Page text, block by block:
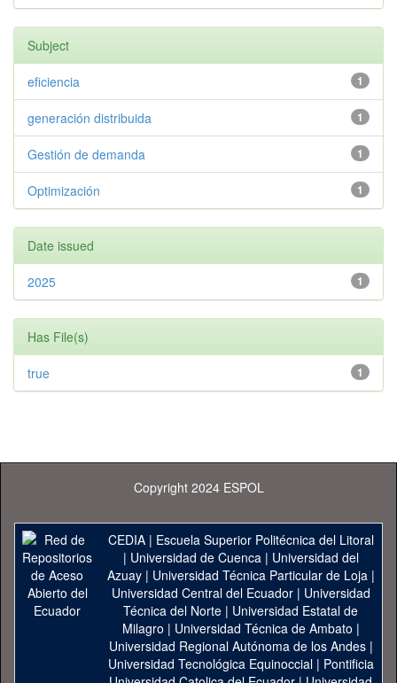
Subject
1
eficiencia
1
generación distribuida
1
Gestión de demanda
1
Optimización
Date issued
1
2025
Has File(s)
1
true
Copyright 2024 ESPOL
CEDIA| Escuela Superior Politécnica del Litoral
| Universidad de Cuenca| Universidad del
Azuay| Universidad Técnica Particular de Loja|
Universidad Central del Ecuador| Universidad
Técnica del Norte | Universidad Estatal de
Milagro | Universidad Técnica de Ambato |
Universidad Regional Autónoma de los Andes|
Universidad Tecnológica Equinoccial| Pontificia